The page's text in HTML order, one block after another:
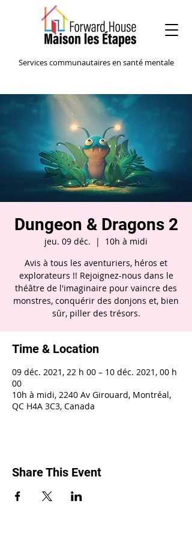
Services communautaires en santé mentale
Dungeon & Dragons 2
jeu. 09 déc.
  |
10h à midi
Avis à tous les aventuriers, héros et
explorateurs !! Rejoignez-nous dans le
théâtre de l'imaginaire pour vaincre des
monstres, conquérir des donjons et, bien
sûr, piller des trésors.
Time & Location
09 déc. 2021, 22 h 00 – 10 déc. 2021, 00 h
00
10h à midi, 2240 Av Girouard, Montréal,
QC H4A 3C3, Canada
Share This Event